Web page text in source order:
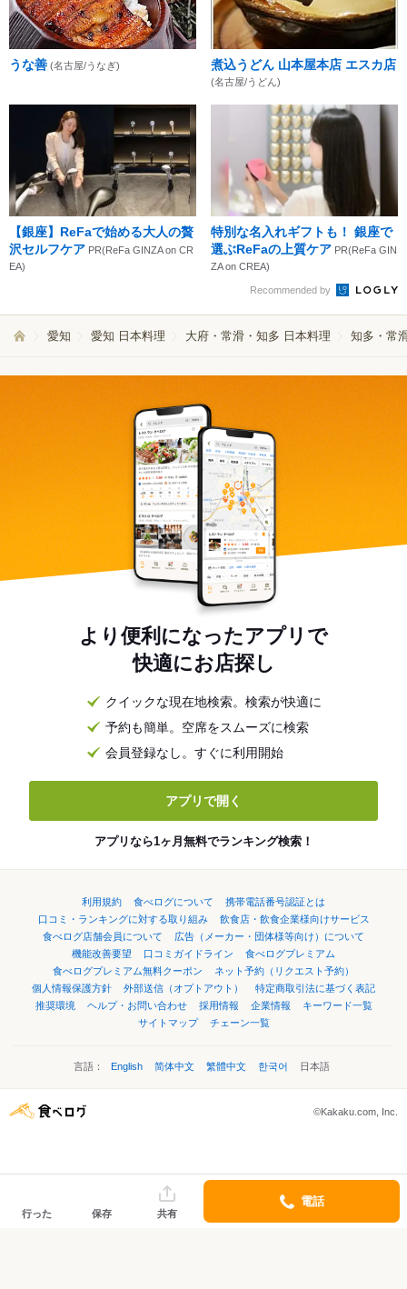
うな善 (名古屋/うなぎ) 煮込うどん 山本屋本店 エスカ店
(名古屋/うどん)
【銀座】ReFaで始める大人の贅
沢セルフケア PR(ReFa GINZA on CR
EA)
特別な名入れギフトも！ 銀座で
選ぶReFaの上質ケア PR(ReFa GIN
ZA on CREA)
Recommended by
愛知 愛知 日本料理 大府・常滑・知多 日本料理 知多・常
より便利になったアプリで
快適にお店探し
クイックな現在地検索。検索が快適に
予約も簡単。空席をスムーズに検索
会員登録なし。すぐに利用開始
アプリで開く
アプリなら1ヶ月無料でランキング検索！
利用規約 食べログについて
携帯電話番号認証とは
口コミ・ランキングに対する取り組み
飲食店・飲食企業様向けサービス
食べログ店舗会員について
広告（メーカー・団体様等向け）について
機能改善要望
口コミガイドライン
食べログプレミアム
食べログプレミアム無料クーポン
ネット予約（リクエスト予約）
個人情報保護方針
外部送信（オプトアウト）
特定商取引法に基づく表記
推奨環境
ヘルプ・お問い合わせ 採用情報 企業情報
キーワード一覧
サイトマップ
チェーン一覧
言語： English 简体中文 繁體中文 한국어 日本語
©Kakaku.com, Inc.
行った 保存 共有
電話